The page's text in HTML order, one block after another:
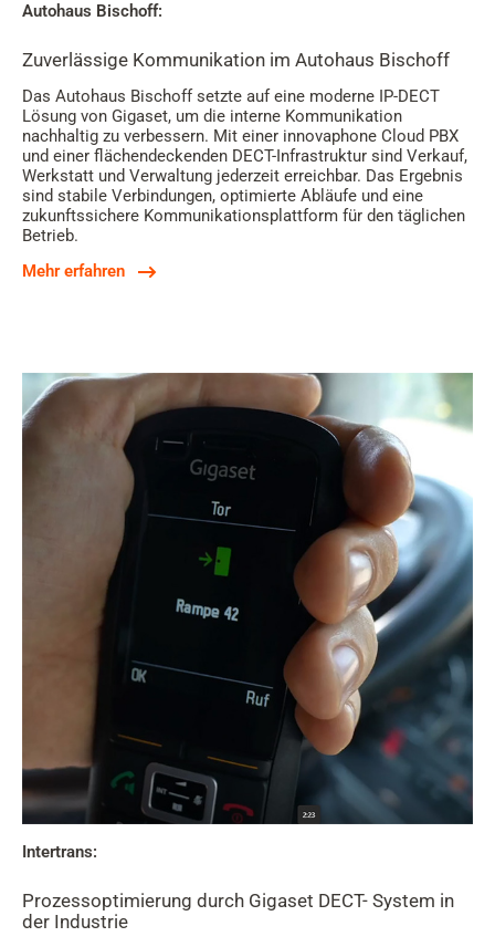
Autohaus Bischoff:
Zuverlässige Kommunikation im Autohaus Bischoff
Das Autohaus Bischoff setzte auf eine moderne IP-DECT
Lösung von Gigaset, um die interne Kommunikation
nachhaltig zu verbessern. Mit einer innovaphone Cloud PBX
und einer flächendeckenden DECT-Infrastruktur sind Verkauf,
Werkstatt und Verwaltung jederzeit erreichbar. Das Ergebnis
sind stabile Verbindungen, optimierte Abläufe und eine
zukunftssichere Kommunikationsplattform für den täglichen
Betrieb.
Mehr erfahren
Intertrans:
Prozessoptimierung durch Gigaset DECT- System in
der Industrie